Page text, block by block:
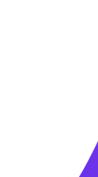
655010,
г. Абакан, пр-
8 3902 24-81-90